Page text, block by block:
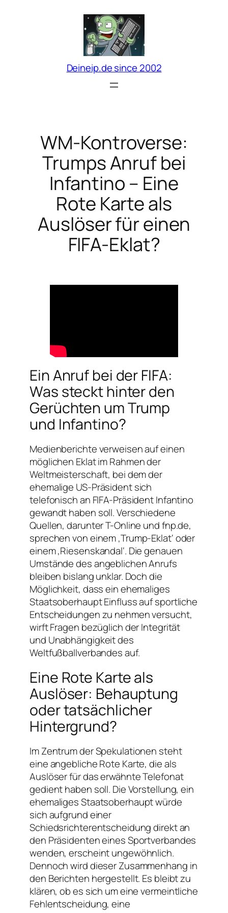
Deineip.de since 2002
WM-Kontroverse:
Trumps Anruf bei
Infantino – Eine
Rote Karte als
Auslöser für einen
FIFA-Eklat?
Ein Anruf bei der FIFA:
Was steckt hinter den
Gerüchten um Trump
und Infantino?
Medienberichte verweisen auf einen
möglichen Eklat im Rahmen der
Weltmeisterschaft, bei dem der
ehemalige US-Präsident sich
telefonisch an FIFA-Präsident Infantino
gewandt haben soll. Verschiedene
Quellen, darunter T-Online und fnp.de,
sprechen von einem ‚Trump-Eklat‘ oder
einem ‚Riesenskandal‘. Die genauen
Umstände des angeblichen Anrufs
bleiben bislang unklar. Doch die
Möglichkeit, dass ein ehemaliges
Staatsoberhaupt Einfluss auf sportliche
Entscheidungen zu nehmen versucht,
wirft Fragen bezüglich der Integrität
und Unabhängigkeit des
Weltfußballverbandes auf.
Eine Rote Karte als
Auslöser: Behauptung
oder tatsächlicher
Hintergrund?
Im Zentrum der Spekulationen steht
eine angebliche Rote Karte, die als
Auslöser für das erwähnte Telefonat
gedient haben soll. Die Vorstellung, ein
ehemaliges Staatsoberhaupt würde
sich aufgrund einer
Schiedsrichterentscheidung direkt an
den Präsidenten eines Sportverbandes
wenden, erscheint ungewöhnlich.
Dennoch wird dieser Zusammenhang in
den Berichten hergestellt. Es bleibt zu
klären, ob es sich um eine vermeintliche
Fehlentscheidung, eine